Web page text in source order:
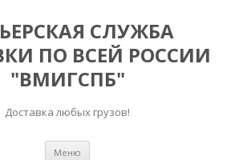
СЛУЖБА
ПО ВСЕЙ РОССИИ
"ВМИГСПБ"
Доставка любых грузов!
Меню